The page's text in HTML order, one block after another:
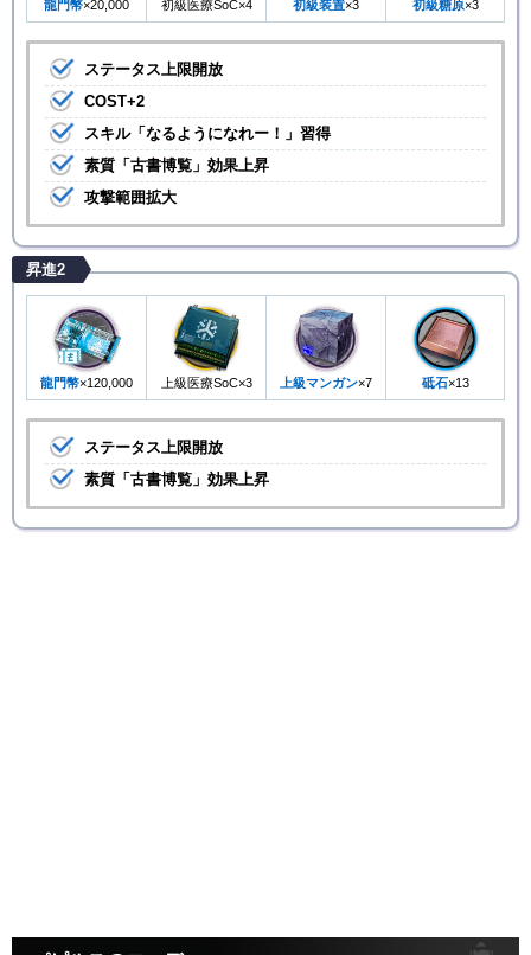
龍門幣×20,000 初級医療SoC×4 初級装置×3 初級糖原×3
ステータス上限開放
COST+2
スキル「なるようになれー！」習得
素質「古書博覧」効果上昇
攻撃範囲拡大
昇進2
龍門幣×120,000 上級医療SoC×3 上級マンガン×7 砥石×13
ステータス上限開放
素質「古書博覧」効果上昇